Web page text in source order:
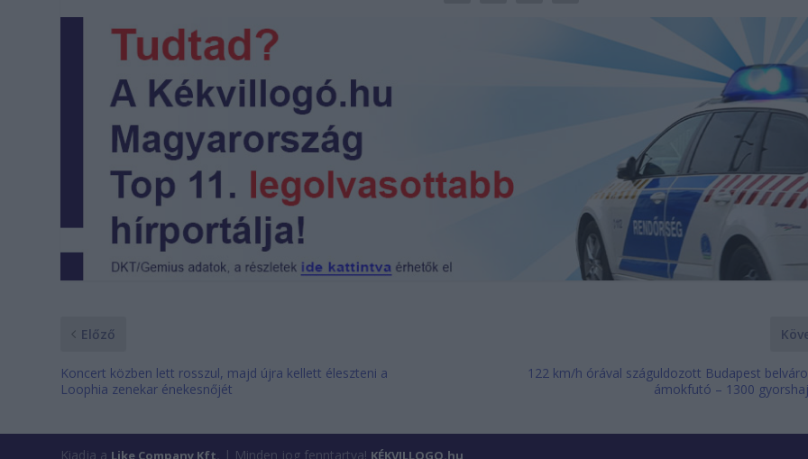
Előző
Koncert közben lett rosszul, majd újra kellett éleszteni a
Loophia zenekar énekesnőjét
122 km/h órával száguldozott Budapest
ámokfutó – 1300
Kiadja a Like Company Kft. | Minden jog fenntartva! KÉKVILLOGO.hu